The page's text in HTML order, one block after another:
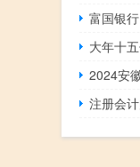
大年十
2024安
注册会